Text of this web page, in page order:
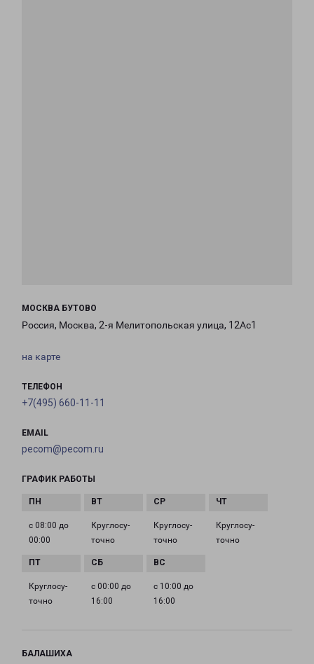
МОСКВА БУТОВО
Россия, Москва, 2-я Мелитопольская улица, 12Ас1
на карте
ТЕЛЕФОН
+7(495) 660-11-11
EMAIL
pecom@pecom.ru
ГРАФИК РАБОТЫ
с 08:00 до
00:00
Круглосу­
точно
Круглосу­
точно
Круглосу­
точно
Круглосу­
точно
с 00:00 до
16:00
с 10:00 до
16:00
БАЛАШИХА